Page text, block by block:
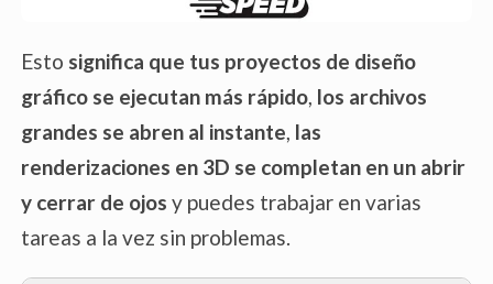
Esto significa que tus proyectos de diseño
gráfico se ejecutan más rápido, los archivos
grandes se abren al instante, las
renderizaciones en 3D se completan en un abrir
y cerrar de ojos y puedes trabajar en varias
tareas a la vez sin problemas.